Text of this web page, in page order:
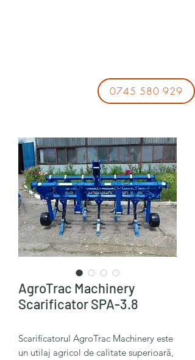
0745 580 929
AgroTrac Machinery
Scarificator SPA-3.8
Scarificatorul AgroTrac Machinery este
un utilaj agricol de calitate superioară,